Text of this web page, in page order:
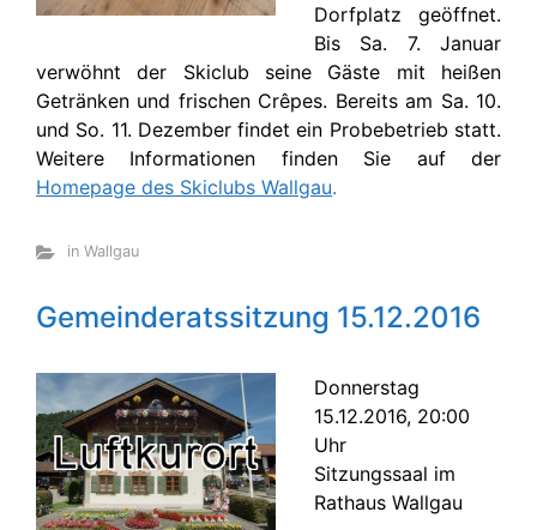
Dorfplatz geöffnet.
Bis Sa. 7. Januar
verwöhnt der Skiclub seine Gäste mit heißen
Getränken und frischen Crêpes. Bereits am Sa. 10.
und So. 11. Dezember findet ein Probebetrieb statt.
Weitere Informationen finden Sie auf der
Homepage des Skiclubs Wallgau.
in Wallgau
Gemeinderatssitzung 15.12.2016
Donnerstag
15.12.2016, 20:00
Uhr
Sitzungssaal im
Rathaus Wallgau